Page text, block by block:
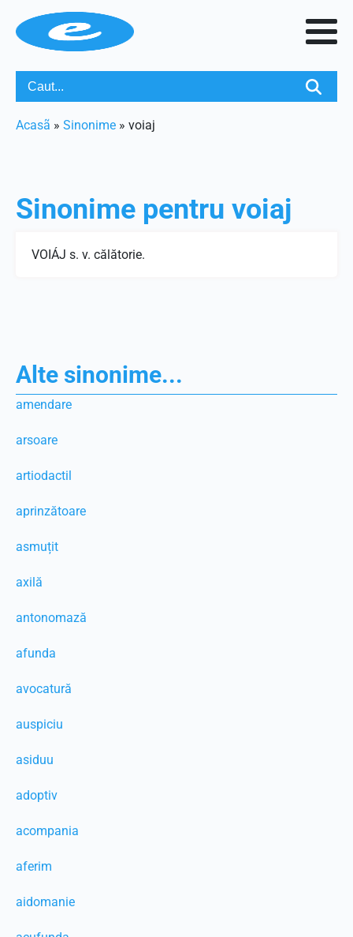
Acasã » Sinonime » voiaj
Sinonime pentru voiaj
VOIÁJ s. v. călătorie.
Alte sinonime...
amendare
arsoare
artiodactil
aprinzătoare
asmuțit
axilă
antonomază
afunda
avocatură
auspiciu
asiduu
adoptiv
acompania
aferim
aidomanie